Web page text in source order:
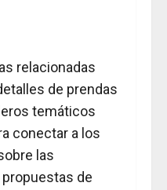
relacionadas
de prendas
temáticos
conectar a los
las
de